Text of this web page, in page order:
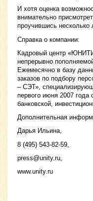
И хотя оценка
внимательно
проучившись несколько
Справка о компании:
Кадровый центр
непрерывно
Ежемесячно в базу
заказов по подбору
– СЭТ»,
первого июня 2007 года
банковской,
Дополнительная
Дарья Ильина,
8 (495) 543-82-59,
press@unity.ru
www.unity.ru